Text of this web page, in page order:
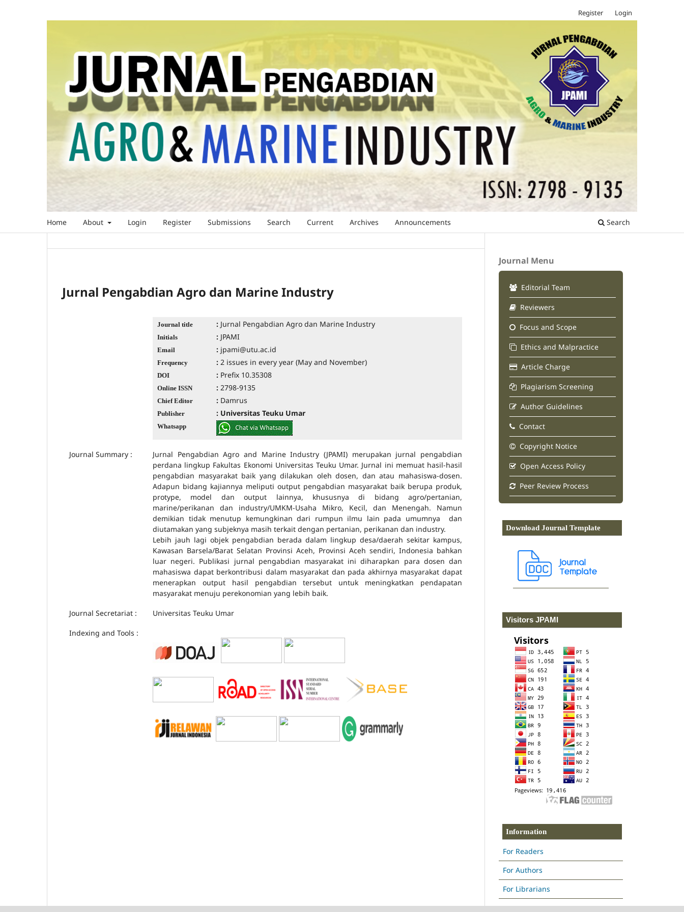
Home About Login Register Submissions Search Current Archives Announcements Search
Register Login
Jurnal Pengabdian Agro dan Marine Industry
Journal title : Jurnal Pengabdian Agro dan Marine Industry
Initials : JPAMI
Email : jpami@utu.ac.id
Frequency : 2 issues in every year (May and November)
DOI : Prefix 10.35308
Online ISSN : 2798-9135
Chief Editor : Damrus
Publisher : Universitas Teuku Umar
Whatsapp
Journal Summary :
Jurnal Pengabdian Agro and Marine Industry (JPAMI) merupakan jurnal pengabdian
perdana lingkup Fakultas Ekonomi Universitas Teuku Umar. Jurnal ini memuat hasil-hasil
pengabdian masyarakat baik yang dilakukan oleh dosen, dan atau mahasiswa-dosen.
Adapun bidang kajiannya meliputi output pengabdian masyarakat baik berupa produk,
protype, model dan output lainnya, khususnya di bidang agro/pertanian,
marine/perikanan dan industry/UMKM-Usaha Mikro, Kecil, dan Menengah. Namun
demikian tidak menutup kemungkinan dari rumpun ilmu lain pada umumnya dan
diutamakan yang subjeknya masih terkait dengan pertanian, perikanan dan industry.
Lebih jauh lagi objek pengabdian berada dalam lingkup desa/daerah sekitar kampus,
Kawasan Barsela/Barat Selatan Provinsi Aceh, Provinsi Aceh sendiri, Indonesia bahkan
luar negeri. Publikasi jurnal pengabdian masyarakat ini diharapkan para dosen dan
mahasiswa dapat berkontribusi dalam masyarakat dan pada akhirnya masyarakat dapat
menerapkan output hasil pengabdian tersebut untuk meningkatkan pendapatan
masyarakat menuju perekonomian yang lebih baik.
Journal Secretariat : Universitas Teuku Umar
Indexing and Tools :
Journal Menu
Editorial Team
Reviewers
Focus and Scope
Ethics and Malpractice
Article Charge
Plagiarism Screening
Author Guidelines
Contact
Copyright Notice
Open Access Policy
Peer Review Process
Download Journal Template
Visitors JPAMI
Information
For Readers
For Authors
For Librarians